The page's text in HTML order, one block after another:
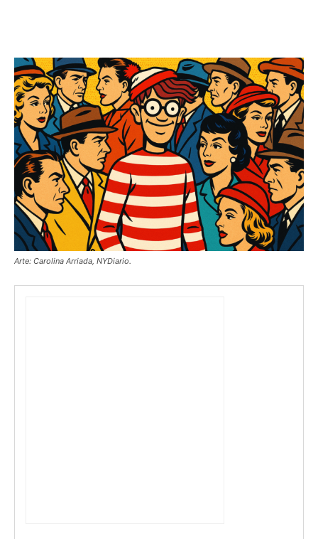
Arte: Carolina Arriada, NYDiario.